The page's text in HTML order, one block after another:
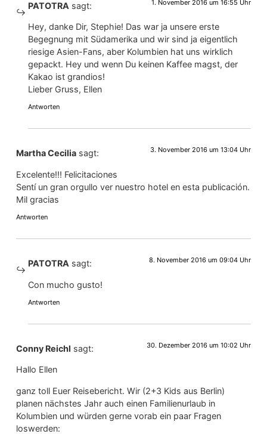
PATOTRA sagt: 1. November 2016 um 16:55 Uhr
Hey, danke Dir, Stephie! Das war ja unsere erste
Begegnung mit Südamerika und wir sind ja eigentlich
riesige Asien-Fans, aber Kolumbien hat uns wirklich
gepackt. Hey und wenn Du keinen Kaffee magst, der
Kakao ist grandios!
Lieber Gruss, Ellen
Antworten
Martha Cecilia sagt: 3. November 2016 um 13:04 Uhr
Excelente!!! Felicitaciones
Sentí un gran orgullo ver nuestro hotel en esta publicación.
Mil gracias
Antworten
PATOTRA sagt: 8. November 2016 um 09:04 Uhr
Con mucho gusto!
Antworten
Conny Reichl sagt: 30. Dezember 2016 um 10:02 Uhr
Hallo Ellen
ganz toll Euer Reisebericht. Wir (2+3 Kids aus Berlin)
planen nächstes Jahr auch einen Familienurlaub in
Kolumbien und würden gerne vorab ein paar Fragen
loswerden: